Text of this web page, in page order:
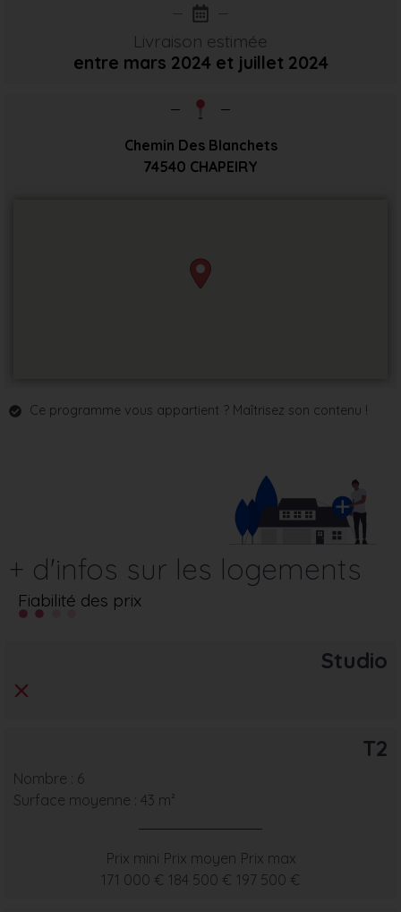
Livraison estimée
entre mars 2024 et juillet 2024
Chemin Des Blanchets
74540 CHAPEIRY
Ce programme vous appartient ? Maîtrisez son contenu !
+ d'infos sur les logements
Fiabilité des prix
Studio
T2
Nombre : 6
Surface moyenne : 43 m²
Prix mini
171 000 €
Prix moyen
184 500 €
Prix max
197 500 €